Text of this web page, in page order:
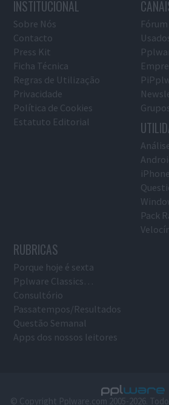
INSTITUCIONAL
Sobre Nós
Contacto
Press Kit
Ficha Técnica
Regras de Utilização
Privacidade
Política de Cookies
Estatuto Editorial
iPhone
Pack
RUBRICAS
Porque hoje é sexta
Pplware Classics…
Consultório
Passatempos/Resultados
Questão Semanal
Apps dos nossos leitores
© Copyright Pplware.com 2005-2026.